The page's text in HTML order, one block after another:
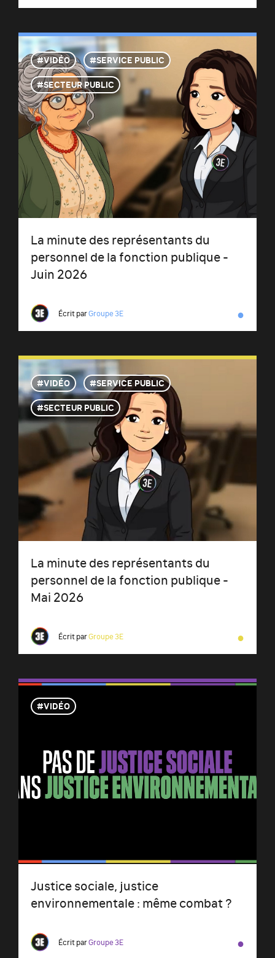
VIDÉO
SERVICE PUBLIC
SECTEUR PUBLIC
La minute des représentants du
personnel de la fonction publique -
Juin 2026
Écrit parGroupe 3E ●
VIDÉO
SERVICE PUBLIC
SECTEUR PUBLIC
La minute des représentants du
personnel de la fonction publique -
Mai 2026
Écrit parGroupe 3E ●
VIDÉO
Justice sociale, justice
environnementale : même combat ?
Écrit parGroupe 3E ●